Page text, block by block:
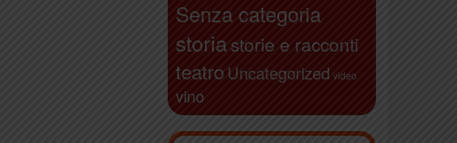
Senza categoria
storiastorie e racconti
teatro Uncategorized video
vino